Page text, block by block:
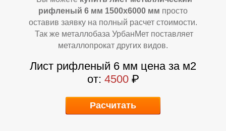
рифленый 6 мм 1500х6000 мм просто
оставив заявку на полный расчет стоимости.
Так же металлобаза УрбанМет поставляет
металлопрокат других видов.
Лист рифленый 6 мм цена за м2
от: 4500 ₽
Расчитать